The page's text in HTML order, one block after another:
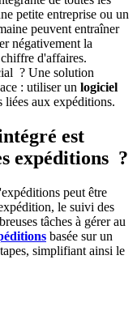
petite entreprise ou un
peuvent entraîner
négativement la
d'affaires.
? Une solution
: utiliser un logiciel
liées aux expéditions.
est
expéditions ?
peut être
le suivi des
tâches à gérer au
basée sur un
simplifiant ainsi le